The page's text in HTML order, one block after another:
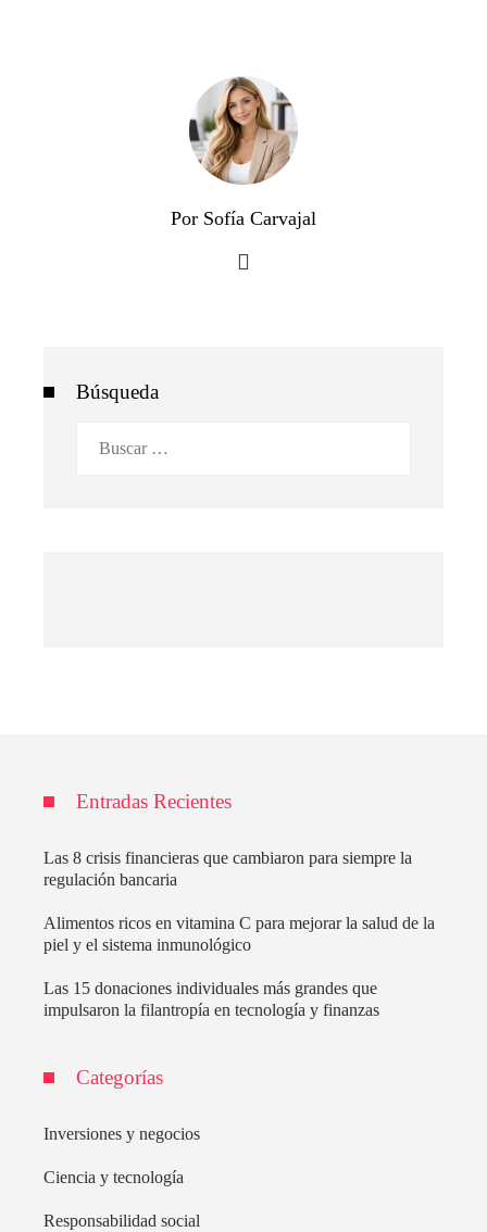
Por Sofía Carvajal
Búsqueda
Entradas Recientes
Las 8 crisis financieras que cambiaron para siempre la
regulación bancaria
Alimentos ricos en vitamina C para mejorar la salud de la
piel y el sistema inmunológico
Las 15 donaciones individuales más grandes que
impulsaron la filantropía en tecnología y finanzas
Categorías
Inversiones y negocios
Ciencia y tecnología
Responsabilidad social